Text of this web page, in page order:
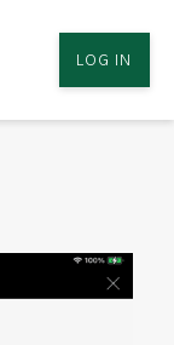
LOG IN